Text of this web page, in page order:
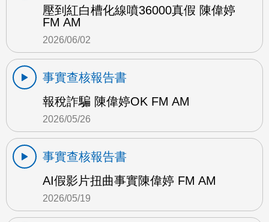
壓到紅白槽化線噴36000真假 陳偉婷
FM AM
2026/06/02
事實查核報告書
報稅詐騙 陳偉婷OK FM AM
2026/05/26
事實查核報告書
AI假影片扭曲事實陳偉婷 FM AM
2026/05/19